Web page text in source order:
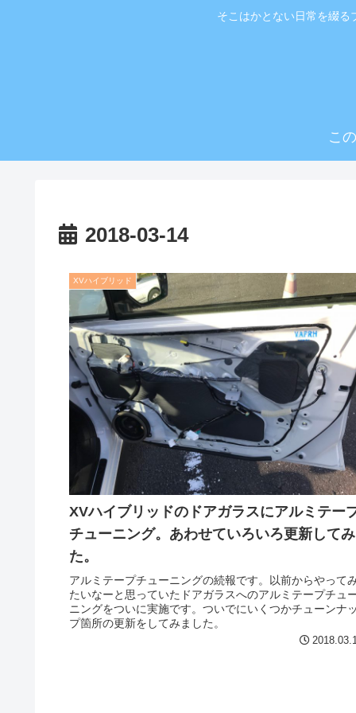
そこはかとない日常を綴
こ
2018-03-14
XVハイブリッド
XVハイブリッドのドアガラスにアルミテー
チューニング。あわせていろいろ更新してみ
た。
アルミテープチューニングの続報です。以前からやって
たいなーと思っていたドアガラスへのアルミテープチュ
ニングをついに実施です。ついでにいくつかチューンナ
プ箇所の更新をしてみました。